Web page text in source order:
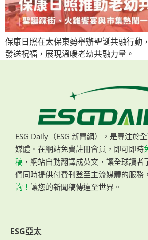
保康日照在太保東勢舉辦聖誕共融行動
發送祝福，展現溫暖老幼共融力量。
ESG Daily（ESG 新聞網），是專注於
媒體。在網站免費註冊會員，即可即時
稿 ，網站自動翻譯成英文，讓全球讀者
們同時提供付費刊登至主流媒體的服務
詢！ 讓您的新聞稿傳達至世界。
ESG亞太